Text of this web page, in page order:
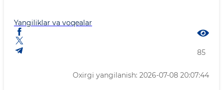
Yangiliklar va voqealar
85
Oxirgi yangilanish: 2026-07-08 20:07:44